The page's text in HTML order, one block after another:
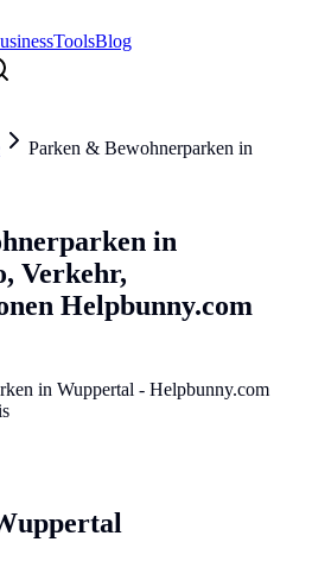
ToolsBlog
Parken & Bewohnerparken in
in
Verkehr,
Helpbunny.com